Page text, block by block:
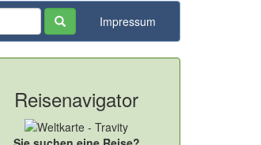
Impressum
Reisenavigator